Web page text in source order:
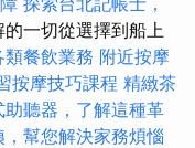
的一切從選擇到船上
餐飲業務 附近按摩
按摩技巧課程 精緻茶
助聽器，了解這種革
幫您解決家務煩惱